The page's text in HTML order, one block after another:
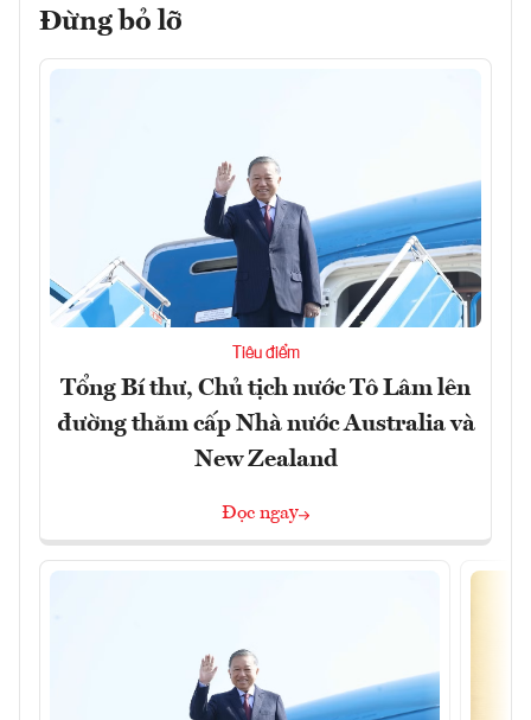
Đừng bỏ lỡ
Tiêu điểm
Tổng Bí thư, Chủ tịch nước Tô Lâm lên
đường thăm cấp Nhà nước Australia và
New Zealand
Đọc ngay